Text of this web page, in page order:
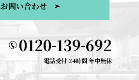
お問い合わせ
0120-139-692
電話受付 24時間 年中無休